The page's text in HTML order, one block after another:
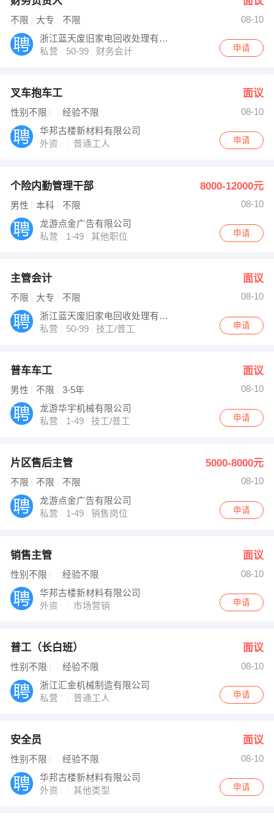
不限 大专 不限
08-10
浙江蓝天废旧家电回收处理有限公司
私营
50-99 财务会计 申请
叉车抱车工 面议
性别不限 经验不限
08-10
华邦古楼新材料有限公司
外资
普通工人 申请
个险内勤管理干部 8000-12000元
男性 本科 不限
08-10
龙游点金广告有限公司
私营
1-49 其他职位 申请
主管会计 面议
不限 大专 不限
08-10
浙江蓝天废旧家电回收处理有限公司
私营
50-99 技工/普工 申请
普车车工 面议
男性 不限 3-5年
08-10
龙游华宇机械有限公司
私营
1-49 技工/普工 申请
片区售后主管 5000-8000元
不限 不限 不限
08-10
龙游点金广告有限公司
私营
1-49 销售岗位 申请
销售主管 面议
性别不限 经验不限
08-10
华邦古楼新材料有限公司
外资
市场营销 申请
普工（长白班） 面议
性别不限 经验不限
08-10
浙江汇金机械制造有限公司
私营
普通工人 申请
安全员 面议
性别不限 经验不限
08-10
华邦古楼新材料有限公司
外资
其他类型 申请